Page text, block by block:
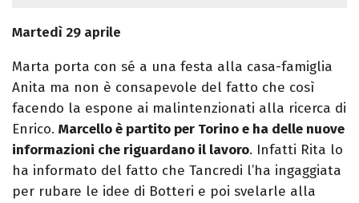
Martedì 29 aprile
Marta porta con sé a una festa alla casa-famiglia
Anita ma non è consapevole del fatto che così
facendo la espone ai malintenzionati alla ricerca di
Enrico. Marcello è partito per Torino e ha delle nuove
informazioni che riguardano il lavoro. Infatti Rita lo
ha informato del fatto che Tancredi l’ha ingaggiata
per rubare le idee di Botteri e poi svelarle alla